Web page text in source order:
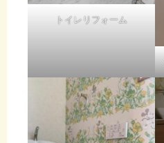
トイレリフォーム